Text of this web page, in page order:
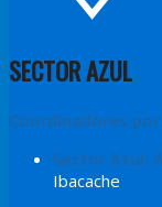
SECTOR AZUL
Coordinadores
Sector Azul:
Ibacache